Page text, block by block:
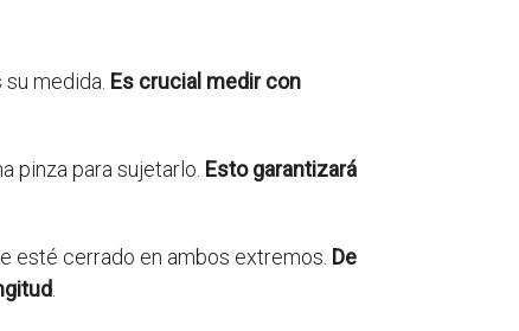
medida. Es crucial medir con
pinza para sujetarlo. Esto garantizará
esté cerrado en ambos extremos. De